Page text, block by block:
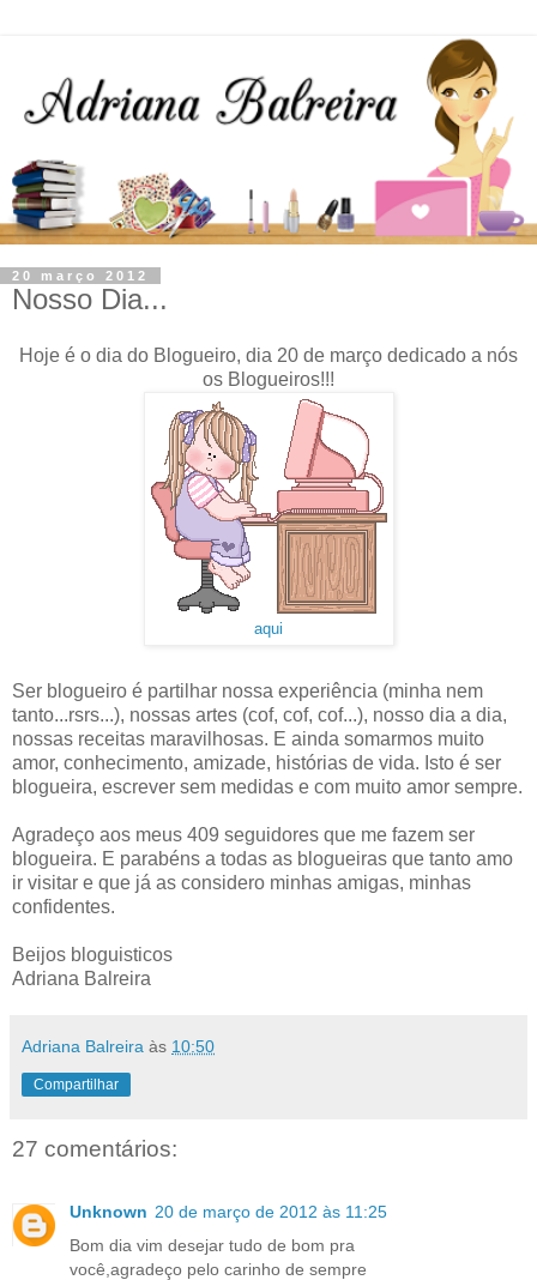
20 março 2012
Nosso Dia...
Hoje é o dia do Blogueiro, dia 20 de março dedicado a nós
os Blogueiros!!!
aqui
Ser blogueiro é partilhar nossa experiência (minha nem
tanto...rsrs...), nossas artes (cof, cof, cof...), nosso dia a dia,
nossas receitas maravilhosas. E ainda somarmos muito
amor, conhecimento, amizade, histórias de vida. Isto é ser
blogueira, escrever sem medidas e com muito amor sempre.
Agradeço aos meus 409 seguidores que me fazem ser
blogueira. E parabéns a todas as blogueiras que tanto amo
ir visitar e que já as considero minhas amigas, minhas
confidentes.
Beijos bloguisticos
Adriana Balreira
Adriana Balreira às 10:50
Compartilhar
27 comentários:
Unknown 20 de março de 2012 às 11:25
Bom dia vim desejar tudo de bom pra
você,agradeço pelo carinho de sempre